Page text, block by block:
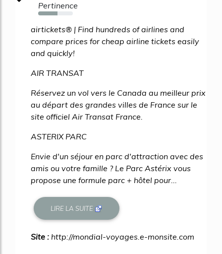
Pertinence
56%
airtickets® | Find hundreds of airlines and
compare prices for cheap airline tickets easily
and quickly!
AIR TRANSAT
Réservez un vol vers le Canada au meilleur prix
au départ des grandes villes de France sur le
site officiel Air Transat France.
ASTERIX PARC
Envie d'un séjour en parc d'attraction avec des
amis ou votre famille ? Le Parc Astérix vous
propose une formule parc + hôtel pour...
LIRE LA SUITE
Site : http://mondial-voyages.e-monsite.com